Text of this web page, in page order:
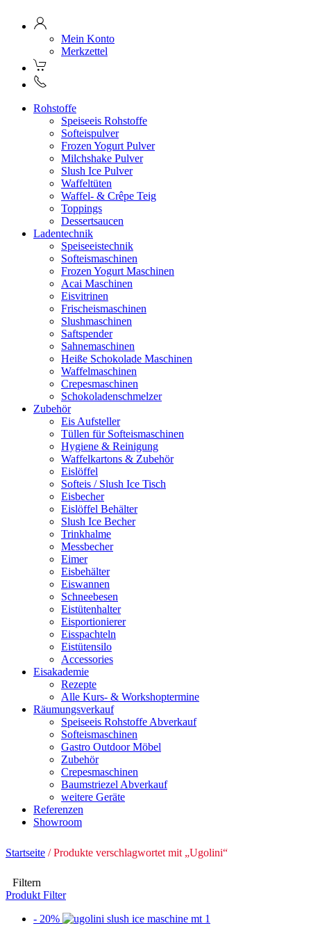
Mein Konto
Merkzettel
Rohstoffe
Speiseeis Rohstoffe
Softeispulver
Frozen Yogurt Pulver
Milchshake Pulver
Slush Ice Pulver
Waffeltüten
Waffel- & Crêpe Teig
Toppings
Dessertsaucen
Ladentechnik
Speiseeistechnik
Softeismaschinen
Frozen Yogurt Maschinen
Acai Maschinen
Eisvitrinen
Frischeismaschinen
Slushmaschinen
Saftspender
Sahnemaschinen
Heiße Schokolade Maschinen
Waffelmaschinen
Crepesmaschinen
Schokoladenschmelzer
Zubehör
Eis Aufsteller
Tüllen für Softeismaschinen
Hygiene & Reinigung
Waffelkartons & Zubehör
Eislöffel
Softeis / Slush Ice Tisch
Eisbecher
Eislöffel Behälter
Slush Ice Becher
Trinkhalme
Messbecher
Eimer
Eisbehälter
Eiswannen
Schneebesen
Eistütenhalter
Eisportionierer
Eisspachteln
Eistütensilo
Accessories
Eisakademie
Rezepte
Alle Kurs- & Workshoptermine
Räumungsverkauf
Speiseeis Rohstoffe Abverkauf
Softeismaschinen
Gastro Outdoor Möbel
Zubehör
Crepesmaschinen
Baumstriezel Abverkauf
weitere Geräte
Referenzen
Showroom
Startseite / Produkte verschlagwortet mit „Ugolini“
Filtern
Produkt Filter
- 20%